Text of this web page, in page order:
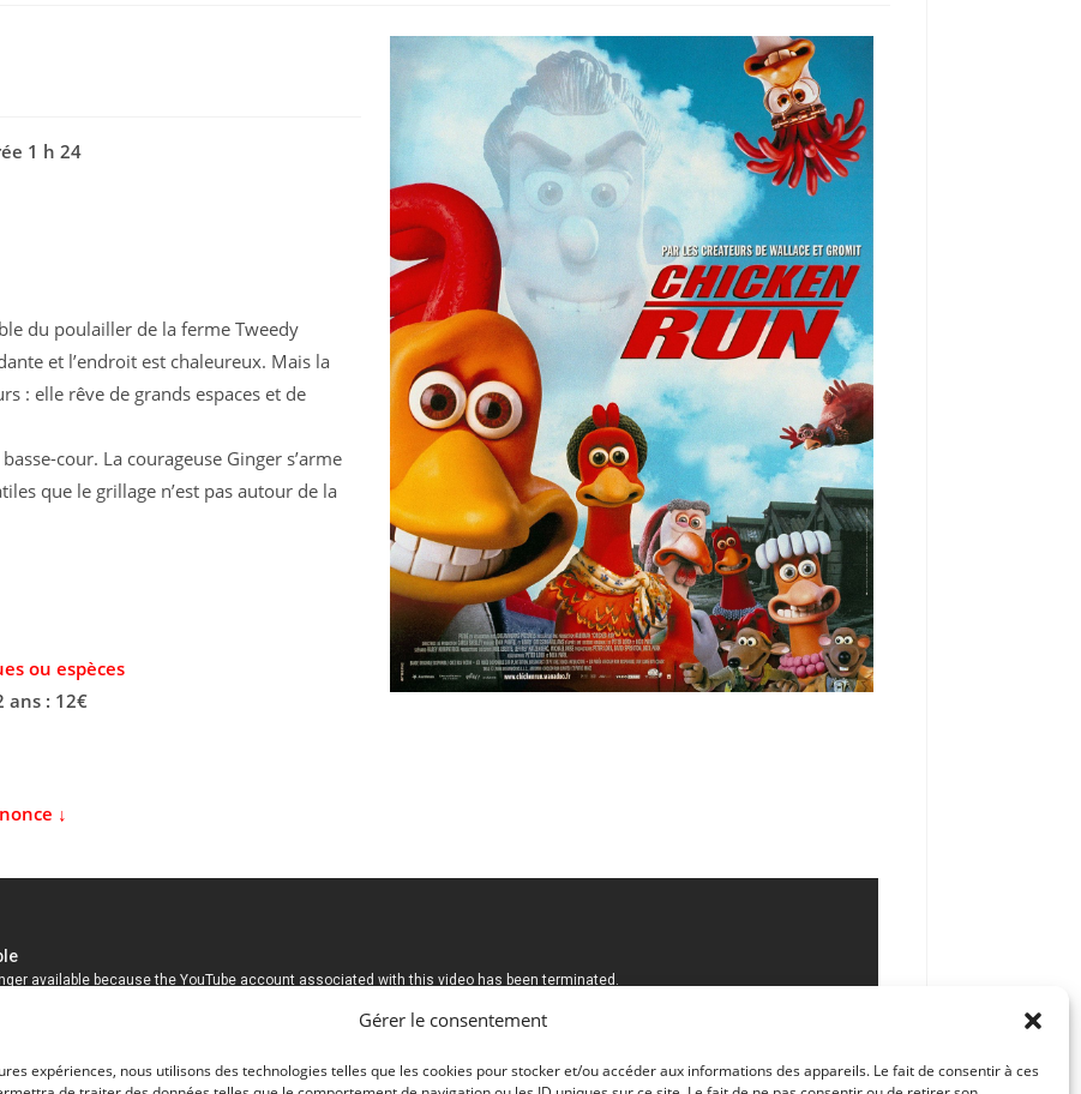
Gérer le consentement
expériences, nous utilisons des technologies telles que les cookies pour stocker et/ou accéder aux informations des appareils. Le fait de consentir à ces
1 h 24
du poulailler de la ferme Tweedy
et l’endroit est chaleureux. Mais la
: elle rêve de grands espaces et de
cour. La courageuse Ginger s’arme
que le grillage n’est pas autour de la
ou espèces
ans : 12€
↓